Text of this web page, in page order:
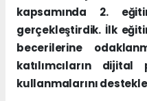
kapsamında 2.
gerçekleştirdik. İlk
becerilerine
katılımcıların
kullanmalarını